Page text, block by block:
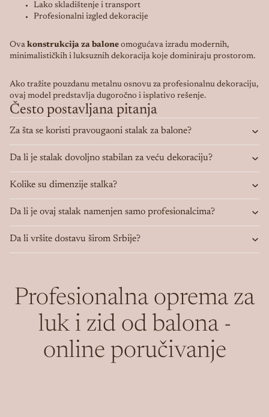
Lako skladištenje i transport
Profesionalni izgled dekoracije
Ova konstrukcija za balone omogućava izradu modernih,
minimalističkih i luksuznih dekoracija koje dominiraju prostorom.
Ako tražite pouzdanu metalnu osnovu za profesionalnu dekoraciju,
ovaj model predstavlja dugoročno i isplativo rešenje.
Često postavljana pitanja
Za šta se koristi pravougaoni stalak za balone?
Da li je stalak dovoljno stabilan za veću dekoraciju?
Kolike su dimenzije stalka?
Da li je ovaj stalak namenjen samo profesionalcima?
Da li vršite dostavu širom Srbije?
Profesionalna oprema za
luk i zid od balona -
online poručivanje